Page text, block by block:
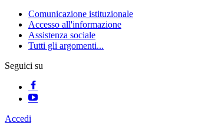
Comunicazione istituzionale
Accesso all'informazione
Assistenza sociale
Tutti gli argomenti...
Seguici su
Accedi